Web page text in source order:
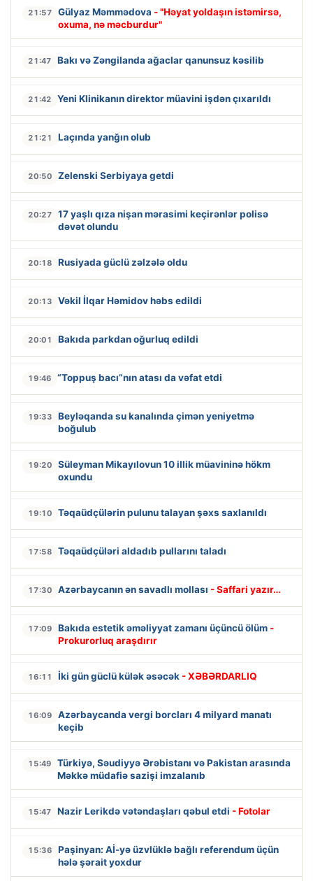
21:57 Gülyaz Məmmədova - "Həyat yoldaşın istəmirsə,
oxuma, nə məcburdur"
21:47 Bakı və Zəngilanda ağaclar qanunsuz kəsilib
21:42 Yeni Klinikanın direktor müavini işdən çıxarıldı
21:21 Laçında yanğın olub
20:50 Zelenski Serbiyaya getdi
20:27
17 yaşlı qıza nişan mərasimi keçirənlər polisə
dəvət olundu
20:18 Rusiyada güclü zəlzələ oldu
20:13 Vəkil İlqar Həmidov həbs edildi
20:01 Bakıda parkdan oğurluq edildi
19:46 “Toppuş bacı”nın atası da vəfat etdi
19:33
Beyləqanda su kanalında çimən yeniyetmə
boğulub
19:20
Süleyman Mikayılovun 10 illik müavininə hökm
oxundu
19:10 Təqaüdçülərin pulunu talayan şəxs saxlanıldı
17:58 Təqaüdçüləri aldadıb pullarını taladı
17:30 Azərbaycanın ən savadlı mollası - Saffari yazır…
17:09 Bakıda estetik əməliyyat zamanı üçüncü ölüm -
Prokurorluq araşdırır
16:11 İki gün güclü külək əsəcək - XƏBƏRDARLIQ
16:09
Azərbaycanda vergi borcları 4 milyard manatı
keçib
15:49
Türkiyə, Səudiyyə Ərəbistanı və Pakistan arasında
Məkkə müdafiə sazişi imzalanıb
15:47 Nazir Lerikdə vətəndaşları qəbul etdi - Fotolar
15:36
Paşinyan: Aİ-yə üzvlüklə bağlı referendum üçün
hələ şərait yoxdur